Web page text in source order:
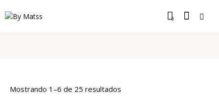
0
Mostrando 1–6 de 25 resultados